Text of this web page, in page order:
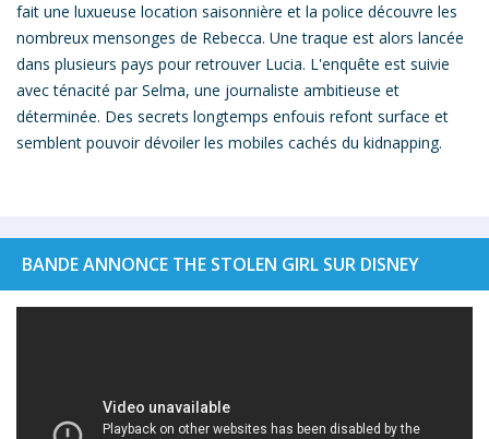
fait une luxueuse location saisonnière et la police découvre les
nombreux mensonges de Rebecca. Une traque est alors lancée
dans plusieurs pays pour retrouver Lucia. L'enquête est suivie
avec ténacité par Selma, une journaliste ambitieuse et
déterminée. Des secrets longtemps enfouis refont surface et
semblent pouvoir dévoiler les mobiles cachés du kidnapping.
BANDE ANNONCE THE STOLEN GIRL SUR DISNEY